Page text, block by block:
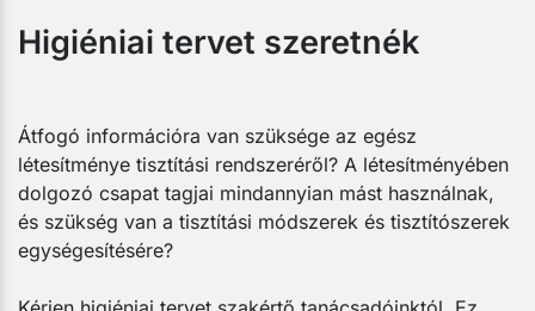
Higiéniai tervet szeretnék
Átfogó információra van szüksége az egész
létesítménye tisztítási rendszeréről? A létesítményében
dolgozó csapat tagjai mindannyian mást használnak,
és szükség van a tisztítási módszerek és tisztítószerek
egységesítésére?